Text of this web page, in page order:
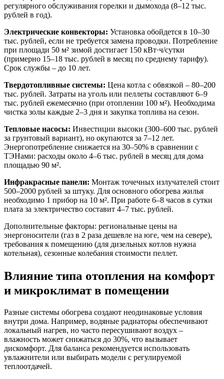
регулярного обслуживания горелки и дымохода (8–12 тыс.
рублей в год).
Электрические конвекторы: Установка обойдется в 10–30
тыс. рублей, если не требуется замена проводки. Потребление
при площади 50 м² зимой достигает 150 кВт·ч/сутки
(примерно 15–18 тыс. рублей в месяц по среднему тарифу).
Срок службы – до 10 лет.
Твердотопливные системы: Цена котла с обвязкой – 80–200
тыс. рублей. Затраты на уголь или пеллеты составляют 6–9
тыс. рублей ежемесячно (при отоплении 100 м²). Необходима
чистка золы каждые 2–3 дня и закупка топлива на сезон.
Тепловые насосы: Инвестиции высоки (300–600 тыс. рублей
за грунтовый вариант), но окупаются за 7–12 лет.
Энергопотребление снижается на 30–50% в сравнении с
ТЭНами: расходы около 4–6 тыс. рублей в месяц для дома
площадью 90 м².
Инфракрасные панели: Монтаж точечных излучателей стоит
500–2000 рублей за штуку. Для основного обогрева жилья
необходимо 1 прибор на 10 м². При работе 6–8 часов в сутки
плата за электричество составит 4–7 тыс. рублей.
Дополнительные факторы: региональные цены на
энергоносители (газ в 2 раза дешевле на юге, чем на севере),
требования к помещению (для дизельных котлов нужна
котельная), сезонные колебания стоимости пеллет.
Влияние типа отопления на комфорт
и микроклимат в помещении
Разные системы обогрева создают неодинаковые условия
внутри дома. Например, водяные радиаторы обеспечивают
локальный нагрев, но часто пересушивают воздух –
влажность может снижаться до 30%, что вызывает
дискомфорт. Для баланса рекомендуется использовать
увлажнители или выбирать модели с регулируемой
теплоотдачей.